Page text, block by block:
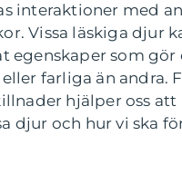
interaktioner med
Vissa läskiga djur
egenskaper som gör
farliga än andra.
hjälper oss att
djur och hur vi ska